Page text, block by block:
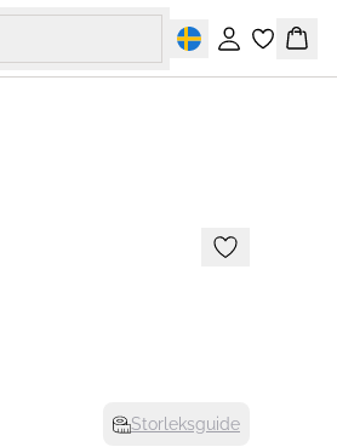
Logga inKorg
Storleksguide